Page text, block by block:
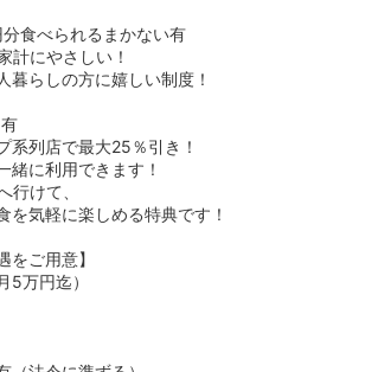
食べられるまかない有
計にやさしい！
らしの方に嬉しい制度！
列店で最大25％引き！
に利用できます！
けて、
気軽に楽しめる特典です！
をご用意】
5万円迄）